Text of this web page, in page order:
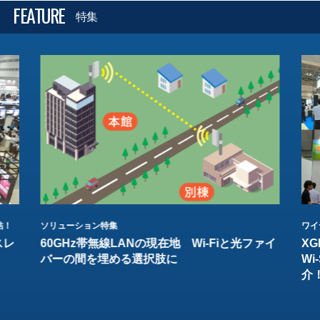
FEATURE 特集
レ
ソリューション特集
60GHz帯無線LANの現在地 Wi-Fiと光ファイ
バーの間を埋める選択肢に
ワ
介